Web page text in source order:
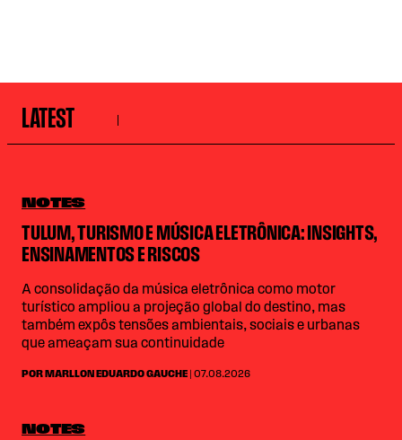
LATEST
NOTES
TULUM, TURISMO E MÚSICA ELETRÔNICA: INSIGHTS,
ENSINAMENTOS E RISCOS
A consolidação da música eletrônica como motor
turístico ampliou a projeção global do destino, mas
também expôs tensões ambientais, sociais e urbanas
que ameaçam sua continuidade
POR MARLLON EDUARDO GAUCHE | 07.08.2026
NOTES